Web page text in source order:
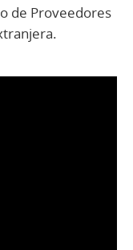
de Proveedores